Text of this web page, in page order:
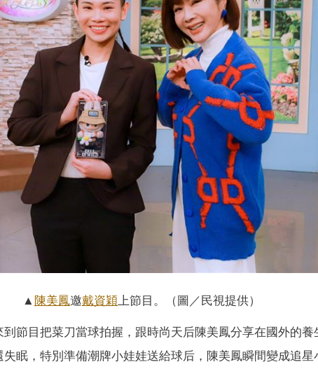
▲ 陳美鳳邀戴資穎 上節目。（圖／民視提供）
節目把菜刀當球拍握，跟時尚天后陳美鳳分享在國外的
眠，特別準備潮牌小娃娃送給球后，陳美鳳瞬間變成追星